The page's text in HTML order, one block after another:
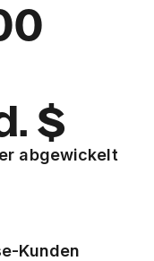
$
abgewickelt
Kunden